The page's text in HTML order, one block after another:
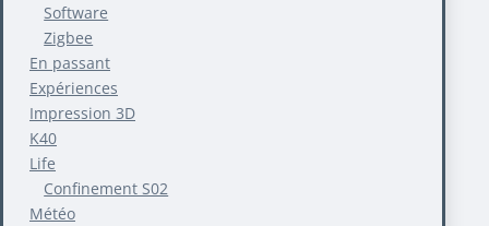
Software
Zigbee
En passant
Expériences
Impression 3D
K40
Life
Confinement S02
Météo